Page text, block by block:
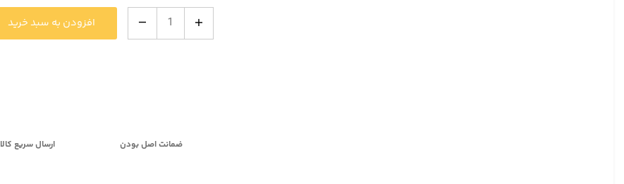
افزودن به سبد خرید
ضمانت اصل بودن ارسال سریع کالا